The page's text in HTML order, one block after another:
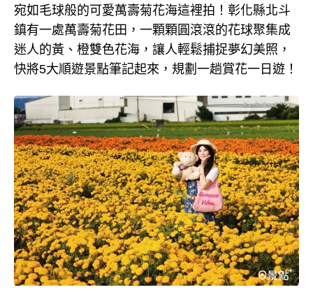
宛如毛球般的可愛萬壽菊花海這裡拍！彰化縣北斗
鎮有一處萬壽菊花田，一顆顆圓滾滾的花球聚集成
迷人的黃、橙雙色花海，讓人輕鬆捕捉夢幻美照，
快將5大順遊景點筆記起來，規劃一趟賞花一日遊！